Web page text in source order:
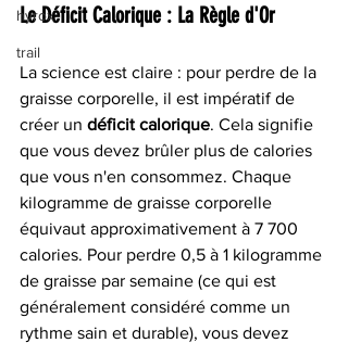
hyrox
trail
Le Déficit Calorique : La Règle d'Or
La science est claire : pour perdre de la
graisse corporelle, il est impératif de
créer un déficit calorique. Cela signifie
que vous devez brûler plus de calories
que vous n'en consommez. Chaque
kilogramme de graisse corporelle
équivaut approximativement à 7 700
calories. Pour perdre 0,5 à 1 kilogramme
de graisse par semaine (ce qui est
généralement considéré comme un
rythme sain et durable), vous devez